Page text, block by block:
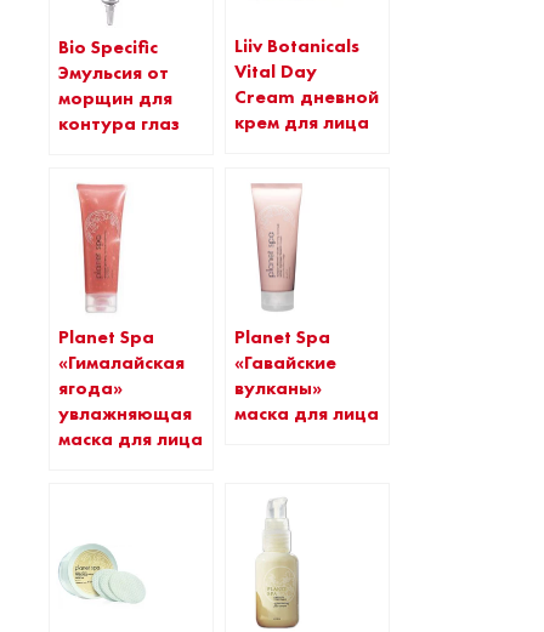
Bio Specific
Эмульсия от
морщин для
контура глаз
Liiv Botanicals
Vital Day
Cream дневной
крем для лица
Planet Spa
«Гималайская
ягода»
увлажняющая
маска для лица
Planet Spa
«Гавайские
вулканы»
маска для лица